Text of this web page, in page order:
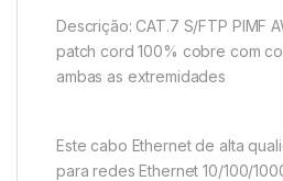
Descrição: CAT.7 S/FTP PIMF
patch cord 100% cobre com
ambas as extremidades
Este cabo Ethernet de alta
para redes Ethernet 10/100/